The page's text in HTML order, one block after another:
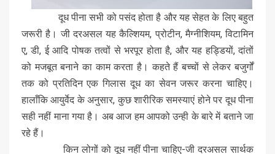
दूध पीना सभी को पसंद होता है और यह सेहत के लिए बहुत
जरूरी है। जी दरअसल यह कैल्शियम, प्रोटीन, मैग्नीशियम, विटामिन
ए, डी, ई आदि पोषक तत्वों से भरपूर होता है, और यह हड्डियों, दांतों
को मजबूत बनाने का काम करता है। कहते हैं बच्चों से लेकर बजुर्गों
तक को प्रतिदिन एक गिलास दूध का सेवन जरूर करना चाहिए।
हालाँकि आयुर्वेद के अनुसार, कुछ शारीरिक समस्याएं होने पर दूध पीना
सही नहीं माना गया है। अब आज हम आपको उन्ही के बारे में बताने जा
रहे हैं।
किन लोगों को दूध नहीं पीना चाहिए-जी दरअसल सार्थक